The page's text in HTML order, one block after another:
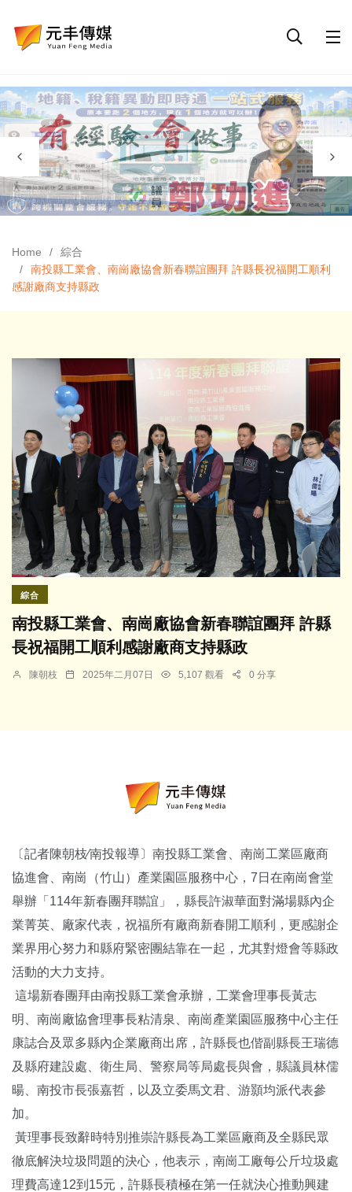
Home
綜合
南投縣工業會、南崗廠協會新春聯誼團拜 許縣長祝福開工順利
感謝廠商支持縣政
綜合
南投縣工業會、南崗廠協會新春聯誼團拜 許縣
長祝福開工順利感謝廠商支持縣政
陳朝枝 2025年二月07日 5,107 觀看 0 分享
〔記者陳朝枝∕南投報導〕南投縣工業會、南崗工業區廠商
協進會、南崗（竹山）產業園區服務中心，7日在南崗會堂
舉辦「114年新春團拜聯誼」，縣長許淑華面對滿場縣內企
業菁英、廠家代表，祝福所有廠商新春開工順利，更感謝企
業界用心努力和縣府緊密團結靠在一起，尤其對燈會等縣政
活動的大力支持。
這場新春團拜由南投縣工業會承辦，工業會理事長黃志
明、南崗廠協會理事長粘清泉、南崗產業園區服務中心主任
康誌合及眾多縣內企業廠商出席，許縣長也偕副縣長王瑞德
及縣府建設處、衛生局、警察局等局處長與會，縣議員林儒
暘、南投市長張嘉哲，以及立委馬文君、游顥均派代表參
加。
黃理事長致辭時特別推崇許縣長為工業區廠商及全縣民眾
徹底解決垃圾問題的決心，他表示，南崗工廠每公斤垃圾處
理費高達12到15元，許縣長積極在第一任就決心推動興建